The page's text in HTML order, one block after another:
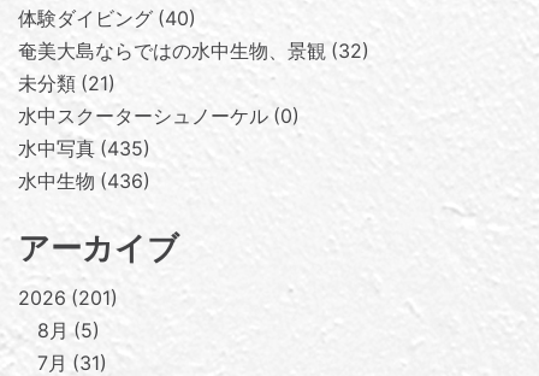
体験ダイビング 40
奄美大島ならではの水中生物、景観 32
未分類 21
水中スクーターシュノーケル 0
水中写真 435
水中生物 436
アーカイブ
2026 201
8月
5
7月
31